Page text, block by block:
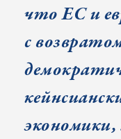
что ЕС и
с